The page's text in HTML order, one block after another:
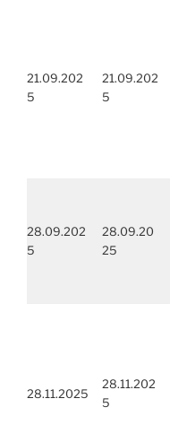
21.09.202
5
21.09.202
5
28.09.202
5
28.09.20
25
28.11.2025
28.11.202
5